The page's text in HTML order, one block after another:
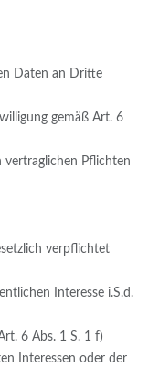
Daten an Dritte
gemäß Art. 6
vertraglichen Pflichten
verpflichtet
Interesse i.S.d.
6 Abs. 1 S. 1 f)
Interessen oder der